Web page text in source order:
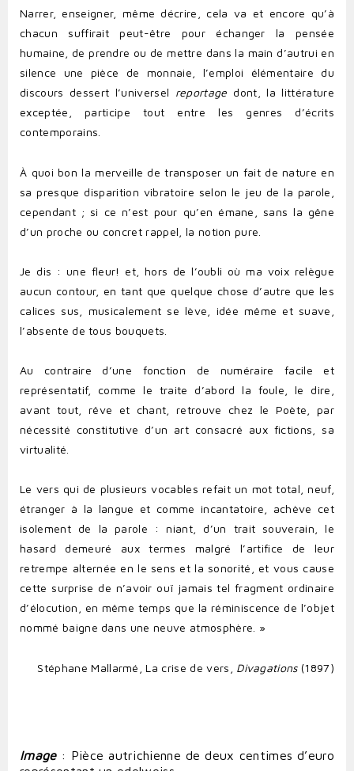
Narrer, enseigner, même décrire, cela va et encore qu’à
chacun suffirait peut-être pour échanger la pensée
humaine, de prendre ou de mettre dans la main d’autrui en
silence une pièce de monnaie, l’emploi élémentaire du
discours dessert l’universel reportage dont, la littérature
exceptée, participe tout entre les genres d’écrits
contemporains.
À quoi bon la merveille de transposer un fait de nature en
sa presque disparition vibratoire selon le jeu de la parole,
cependant ; si ce n’est pour qu’en émane, sans la gêne
d’un proche ou concret rappel, la notion pure.
Je dis : une fleur! et, hors de l’oubli où ma voix relègue
aucun contour, en tant que quelque chose d’autre que les
calices sus, musicalement se lève, idée même et suave,
l’absente de tous bouquets.
Au contraire d’une fonction de numéraire facile et
représentatif, comme le traite d’abord la foule, le dire,
avant tout, rêve et chant, retrouve chez le Poète, par
nécessité constitutive d’un art consacré aux fictions, sa
virtualité.
Le vers qui de plusieurs vocables refait un mot total, neuf,
étranger à la langue et comme incantatoire, achève cet
isolement de la parole : niant, d’un trait souverain, le
hasard demeuré aux termes malgré l’artifice de leur
retrempe alternée en le sens et la sonorité, et vous cause
cette surprise de n’avoir ouï jamais tel fragment ordinaire
d’élocution, en même temps que la réminiscence de l’objet
nommé baigne dans une neuve atmosphère. »
Stéphane Mallarmé, La crise de vers, Divagations(1897)
Image: Pièce autrichienne de deux centimes d’euro